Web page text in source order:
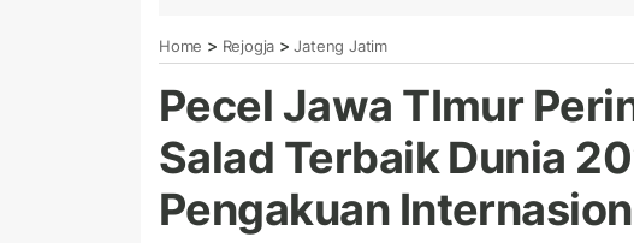
Home > Rejogja > Jateng Jatim
Pecel Jawa TImur
Salad Terbaik Dunia
Pengakuan